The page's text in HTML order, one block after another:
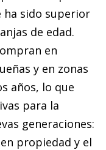
ha sido superior
de edad.
en
y en zonas
años, lo que
para la
generaciones:
propiedad y el